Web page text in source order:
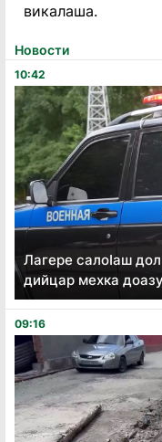
Новости
10:42
Лагере салоӏаш
дийцар мехка
09:16
викалаша.